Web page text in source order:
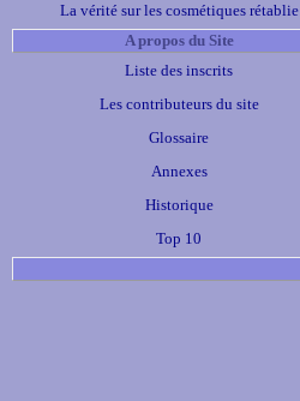
La vérité sur les cosmétiques rétablie
A propos du Site
Liste des inscrits
Les contributeurs du site
Glossaire
Annexes
Historique
Top 10